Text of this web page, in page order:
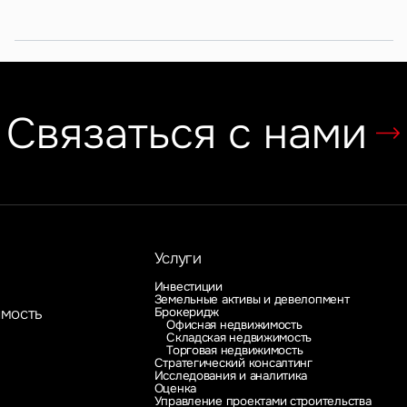
Связаться с нами
Услуги
Инвестиции
Земельные активы и девелопмент
Брокеридж
Офисная недвижимость
Складская недвижимость
Торговая недвижимость
Стратегический консалтинг
Исследования и аналитика
Оценка
Управление проектами строительства